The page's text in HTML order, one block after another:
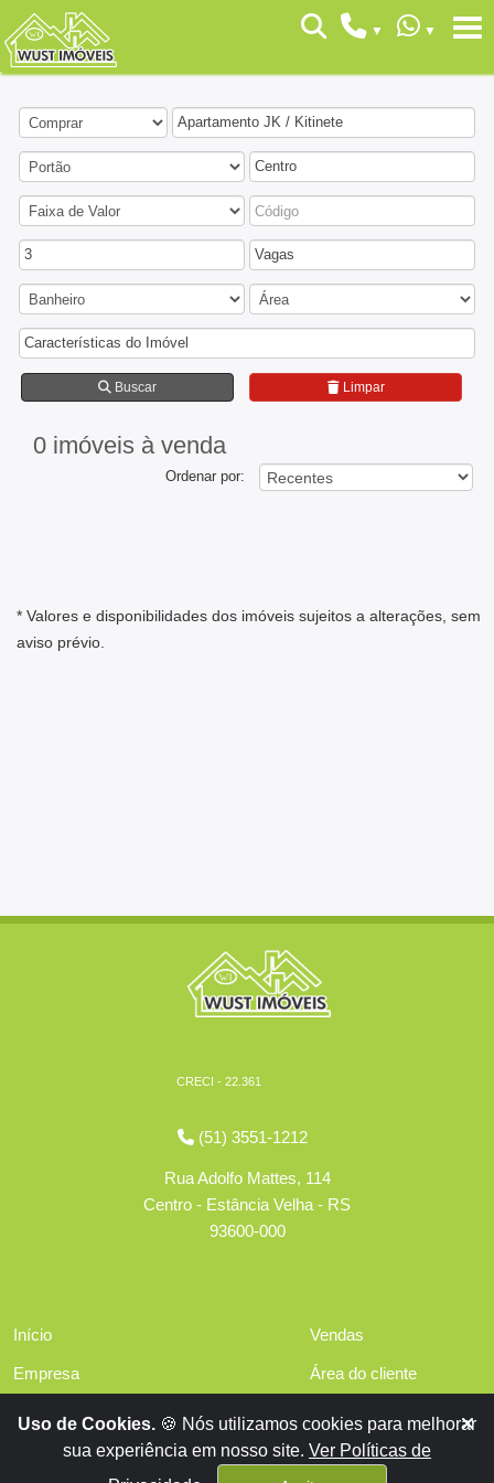
Apartamento JK / Kitinete
Centro
3 Vagas
Características do Imóvel
Buscar Limpar
0 imóveis à venda
Ordenar por:
* Valores e disponibilidades dos imóveis sujeitos a alterações, sem
aviso prévio.
CRECI - 22.361
(51) 3551-1212
Rua Adolfo Mattes, 114
Centro - Estância Velha - RS
93600-000
Início
Empresa
Financiamentos
Vendas
Área do cliente
Contato
Uso de Cookies. 🍪 Nós utilizamos cookies para melhorar
sua experiência em nosso site. Ver Políticas de